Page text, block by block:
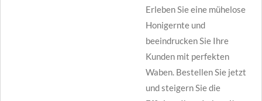
Erleben Sie eine mühelose
Honigernte und
beeindrucken Sie Ihre
Kunden mit perfekten
Waben. Bestellen Sie jetzt
und steigern Sie die